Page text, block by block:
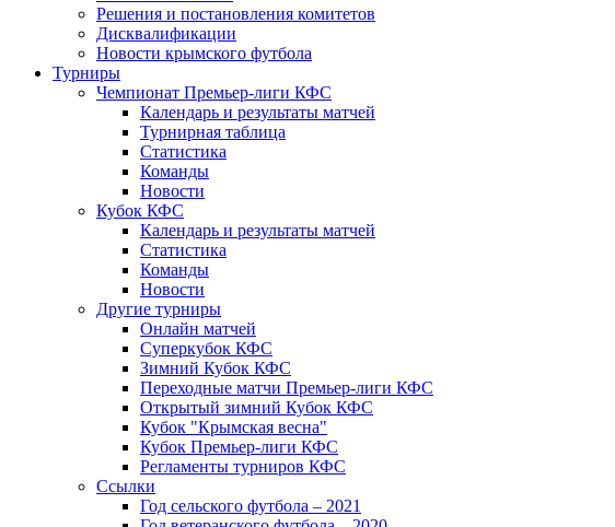
Решения и постановления комитетов
Дисквалификации
Новости крымского футбола
Турниры
Чемпионат Премьер-лиги КФС
Календарь и результаты матчей
Турнирная таблица
Статистика
Команды
Новости
Кубок КФС
Календарь и результаты матчей
Статистика
Команды
Новости
Другие турниры
Онлайн матчей
Суперкубок КФС
Зимний Кубок КФС
Переходные матчи Премьер-лиги КФС
Открытый зимний Кубок КФС
Кубок "Крымская весна"
Кубок Премьер-лиги КФС
Регламенты турниров КФС
Ссылки
Год сельского футбола – 2021